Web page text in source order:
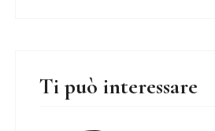
Ti può interessare